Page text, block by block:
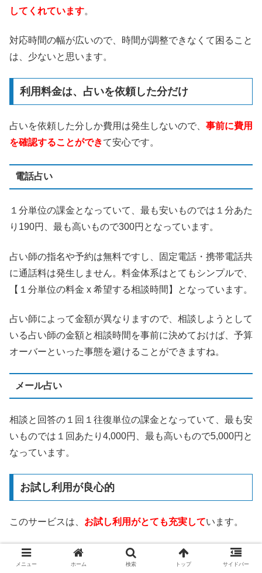
してくれています。
対応時間の幅が広いので、時間が調整できなくて困ること
は、少ないと思います。
利用料金は、占いを依頼した分だけ
占いを依頼した分しか費用は発生しないので、 事前に費用
を確認することができて安心です。
電話占い
１分単位の課金となっていて、最も安いものでは１分あた
り190円、最も高いもので300円となっています。
占い師の指名や予約は無料ですし、固定電話・携帯電話共
に通話料は発生しません。料金体系はとてもシンプルで、
【１分単位の料金 x 希望する相談時間】となっています。
占い師によって金額が異なりますので、相談しようとして
いる占い師の金額と相談時間を事前に決めておけば、予算
オーバーといった事態を避けることができますね。
メール占い
相談と回答の１回１往復単位の課金となっていて、最も安
いものでは１回あたり4,000円、最も高いもので5,000円と
なっています。
お試し利用が良心的
このサービスは、 お試し利用がとても充実しています。
3,000円分の無料相談ポイント
メニュー ホーム 検索 トップ サイドバー